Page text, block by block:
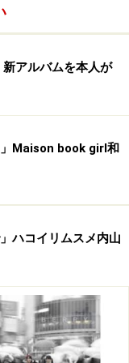
ンバーが発表さ
華、NMB48は太
抜。NMB48はさ
させ、そのセン
します。
という人は昔から
を聞いてみると
しました。SKE48
うテーマだった
1期生大量離脱の
ういったチーム
ということ。それ
アルバムを本人が
」Maison book girl和
ハコイリムスメ内山